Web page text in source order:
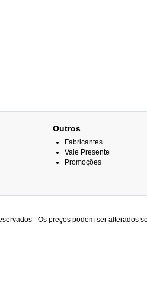
Outros
Fabricantes
Vale Presente
Promoções
- Os preços podem ser alterados